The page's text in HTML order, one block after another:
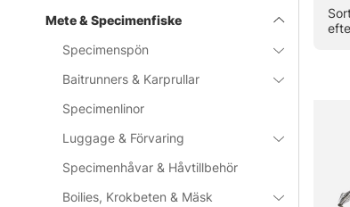
Mete & Specimenfiske
Specimenspön
Baitrunners & Karprullar
Specimenlinor
Luggage & Förvaring
Specimenhåvar & Håvtillbehör
Boilies, Krokbeten & Mäsk